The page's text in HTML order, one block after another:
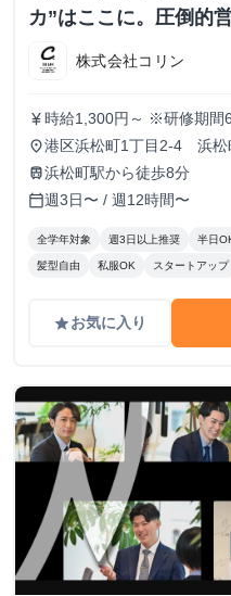
カ”はここに。圧倒的
株式会社コリン
currency_yen 時給1,300円～ ※研修期間
況により決定
place港区浜松町1丁目2-4 浜松
train浜松町駅から徒歩8分
calendar_today週3日〜 / 週12時間〜
全学年対象 週3日以上推奨 半日
髪型自由 私服OK スタートアップ
gradeお気に入り